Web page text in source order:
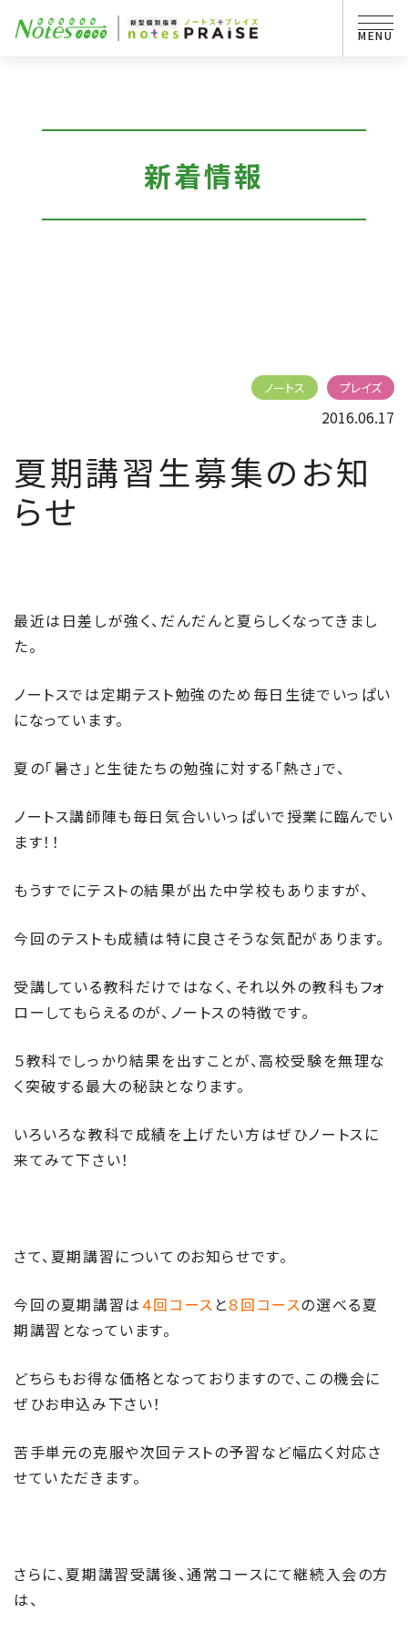
新着情報
ノートス プレイズ
2016.06.17
夏期講習生募集のお知
らせ
最近は日差しが強く、だんだんと夏らしくなってきまし
た。
ノートスでは定期テスト勉強のため毎日生徒でいっぱい
になっています。
夏の「暑さ」と生徒たちの勉強に対する「熱さ」で、
ノートス講師陣も毎日気合いいっぱいで授業に臨んでい
ます！！
もうすでにテストの結果が出た中学校もありますが、
今回のテストも成績は特に良さそうな気配があります。
受講している教科だけではなく、それ以外の教科もフォ
ローしてもらえるのが、ノートスの特徴です。
５教科でしっかり結果を出すことが、高校受験を無理な
く突破する最大の秘訣となります。
いろいろな教科で成績を上げたい方はぜひノートスに
来てみて下さい！
さて、夏期講習についてのお知らせです。
今回の夏期講習は４回コース と８回コースの選べる夏
期講習となっています。
どちらもお得な価格となっておりますので、この機会に
ぜひお申込み下さい！
苦手単元の克服や次回テストの予習など幅広く対応さ
せていただきます。
さらに、夏期講習受講後、通常コースにて継続入会の方
は、